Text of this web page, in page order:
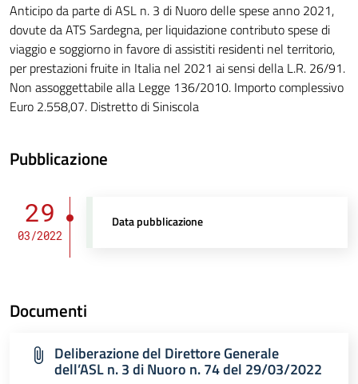
Anticipo da parte di ASL n. 3 di Nuoro delle spese anno 2021,
dovute da ATS Sardegna, per liquidazione contributo spese di
viaggio e soggiorno in favore di assistiti residenti nel territorio,
per prestazioni fruite in Italia nel 2021 ai sensi della L.R. 26/91.
Non assoggettabile alla Legge 136/2010. Importo complessivo
Euro 2.558,07. Distretto di Siniscola
Pubblicazione
29
03/2022
Data pubblicazione
Documenti
Deliberazione del Direttore Generale
dell’ASL n. 3 di Nuoro n. 74 del 29/03/2022